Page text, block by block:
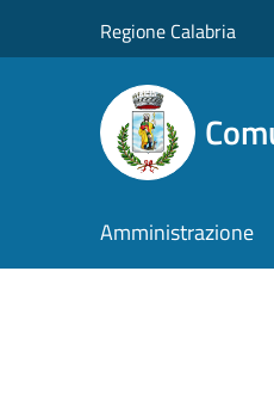
Regione Calabria
Amministrazione